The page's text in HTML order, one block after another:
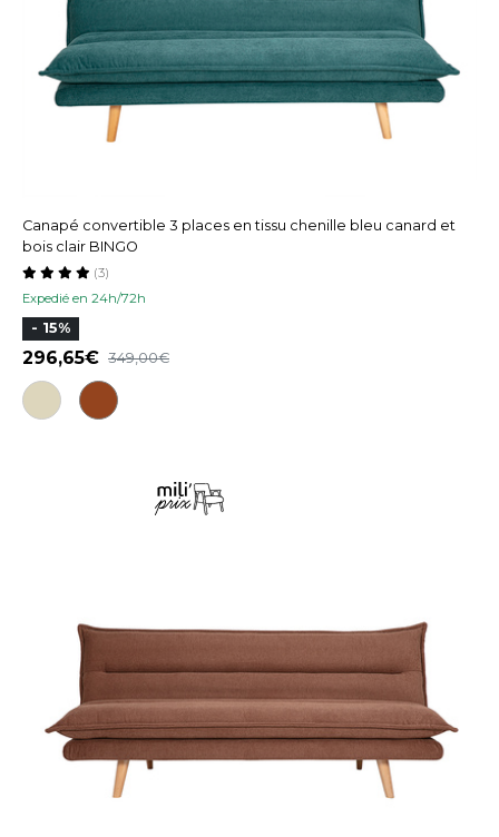
Canapé convertible 3 places en tissu chenille bleu canard et
bois clair BINGO
Expedié en 24h/72h
(3)
- 15%
296,65 349,00